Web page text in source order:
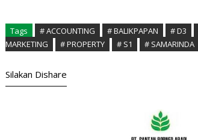
Tags # ACCOUNTING # BALIKPAPAN # D3
MARKETING
# PROPERTY # S1 # SAMARINDA
Silakan Dishare